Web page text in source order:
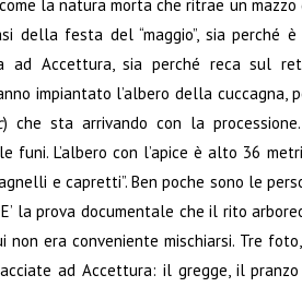
la natura morta che ritrae un
della festa del “maggio”, sia perché
ad Accettura, sia perché reca sul
impiantato l’albero della
) che sta arrivando con la
funi. L’albero con l’apice è alto 36
e capretti”. Ben poche sono le
la prova documentale che il rito
non era conveniente mischiarsi. Tre
ad Accettura: il gregge, il